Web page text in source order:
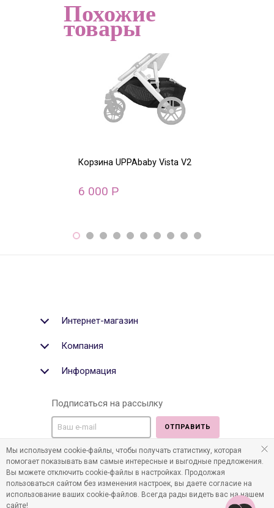
Похожие
товары
Корзина UPPAbaby Vista V2
6 000 Р
Интернет-магазин
Компания
Информация
Подписаться на рассылку
ОТПРАВИТЬ
Мы в социальных медиа:
Мы используем cookie-файлы, чтобы получать статистику, которая
помогает показывать вам самые интересные и выгодные предложения.
Вы можете отключить cookie-файлы в настройках. Продолжая
пользоваться сайтом без изменения настроек, вы даете согласие на
использование ваших cookie-файлов. Всегда рады видеть вас на нашем
сайте!